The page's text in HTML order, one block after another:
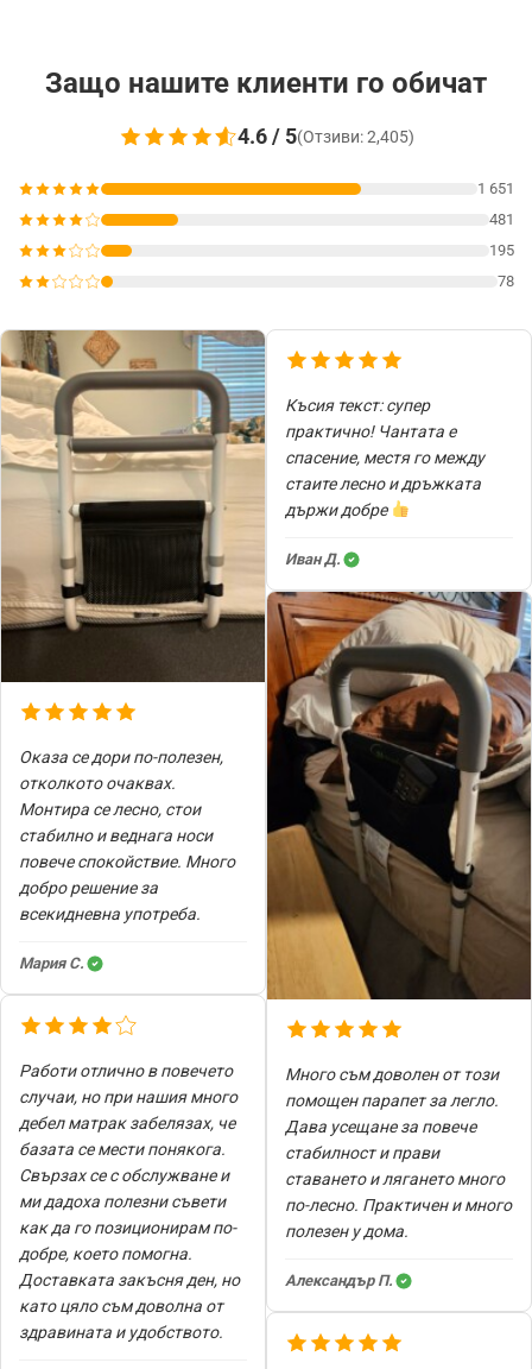
Защо нашите клиенти го обичат
4.6 / 5(Отзиви: 2,405)
1 651
481
195
78
Оказа се дори по-полезен,
отколкото очаквах.
Монтира се лесно, стои
стабилно и веднага носи
повече спокойствие. Много
добро решение за
всекидневна употреба.
Мария С.
Работи отлично в повечето
случаи, но при нашия много
дебел матрак забелязах, че
базата се мести понякога.
Свързах се с обслужване и
ми дадоха полезни съвети
как да го позиционирам по-
добре, което помогна.
Доставката закъсня ден, но
като цяло съм доволна от
здравината и удобството.
Късия текст: супер
практично! Чантата е
спасение, местя го между
стаите лесно и дръжката
държи добре
Иван Д.
Много съм доволен от този
помощен парапет за легло.
Дава усещане за повече
стабилност и прави
ставането и лягането много
по-лесно. Практичен и много
полезен у дома.
Александър П.